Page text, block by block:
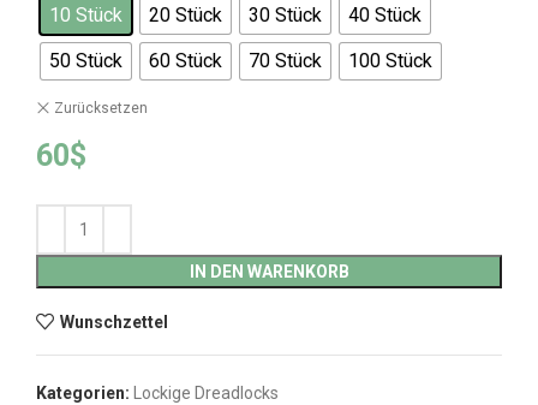
10 Stück 20 Stück 30 Stück
40 Stück
50 Stück
60 Stück 70 Stück 100 Stück
Zurücksetzen
60$
IN DEN WARENKORB
Wunschzettel
Kategorien: Lockige Dreadlocks